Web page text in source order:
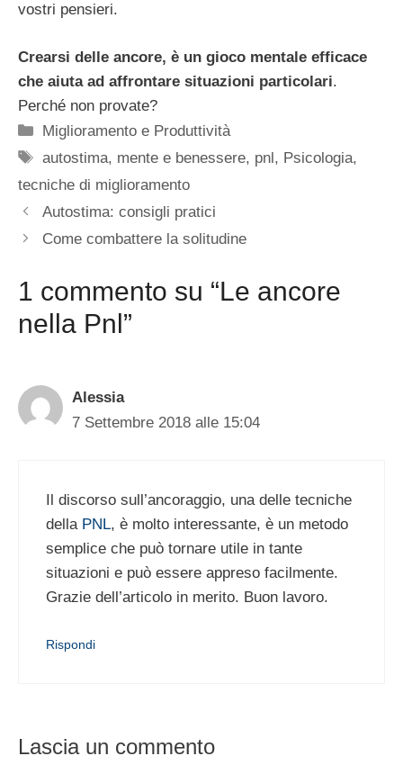
vostri pensieri.
Crearsi delle ancore, è un gioco mentale efficace
che aiuta ad affrontare situazioni particolari.
Perché non provate?
Categorie
Miglioramento e Produttività
Tag
autostima, mente e benessere, pnl, Psicologia,
tecniche di miglioramento
Autostima: consigli pratici
Come combattere la solitudine
1 commento su “Le ancore
nella Pnl”
Alessia
7 Settembre 2018 alle 15:04
Il discorso sull’ancoraggio, una delle tecniche
della PNL, è molto interessante, è un metodo
semplice che può tornare utile in tante
situazioni e può essere appreso facilmente.
Grazie dell’articolo in merito. Buon lavoro.
Rispondi
Lascia un commento